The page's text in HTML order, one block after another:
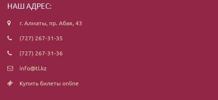
НАШ АДРЕС:
г. Алматы, пр. Абая, 43
(727) 267-31-35
(727) 267-31-36
info@tl.kz
Купить билеты online